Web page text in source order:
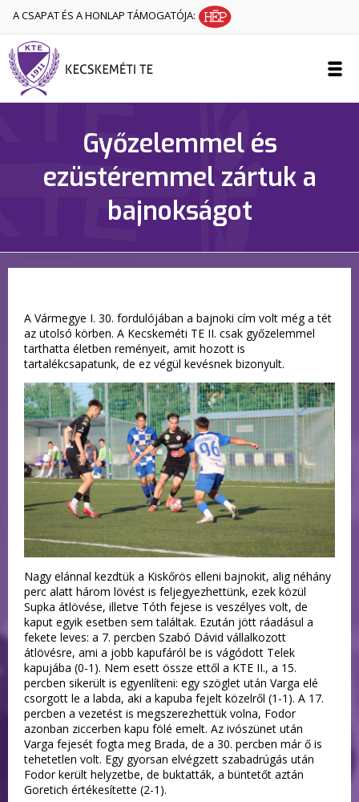
A CSAPAT ÉS A HONLAP TÁMOGATÓJA:
Győzelemmel és
ezüstéremmel zártuk a
bajnokságot
A Vármegye I. 30. fordulójában a bajnoki cím volt még a tét
az utolsó körben. A Kecskeméti TE II. csak győzelemmel
tarthatta életben reményeit, amit hozott is
tartalékcsapatunk, de ez végül kevésnek bizonyult.
Nagy elánnal kezdtük a Kiskőrös elleni bajnokit, alig néhány
perc alatt három lövést is feljegyezhettünk, ezek közül
Supka átlövése, illetve Tóth fejese is veszélyes volt, de
kaput egyik esetben sem találtak. Ezután jött ráadásul a
fekete leves: a 7. percben Szabó Dávid vállalkozott
átlövésre, ami a jobb kapufáról be is vágódott Telek
kapujába (0-1). Nem esett össze ettől a KTE II., a 15.
percben sikerült is egyenlíteni: egy szöglet után Varga elé
csorgott le a labda, aki a kapuba fejelt közelről (1-1). A 17.
percben a vezetést is megszerezhettük volna, Fodor
azonban ziccerben kapu fölé emelt. Az ivószünet után
Varga fejesét fogta meg Brada, de a 30. percben már ő is
tehetetlen volt. Egy gyorsan elvégzett szabadrúgás után
Fodor került helyzetbe, de buktatták, a büntetőt aztán
Goretich értékesítette (2-1).